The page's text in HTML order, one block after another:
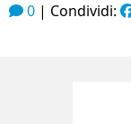
0 | Condividi: